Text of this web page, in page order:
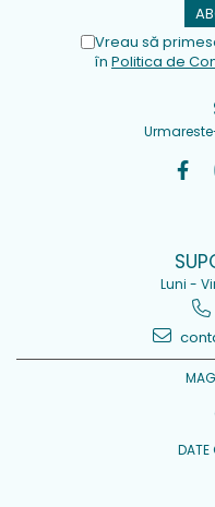
Vreau să
în Politica de
Luni -
DATE